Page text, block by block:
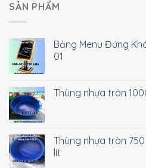
SẢN PHẨM
Bảng Menu Đứng
01
Thùng nhựa tròn
Thùng nhựa tròn
lít